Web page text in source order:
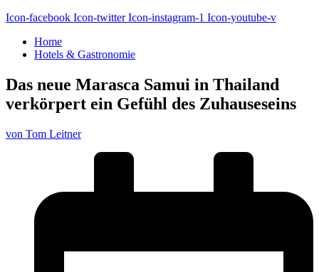
Icon-facebook Icon-twitter Icon-instagram-1 Icon-youtube-v
Home
Hotels & Gastronomie
Das neue Marasca Samui in Thailand
verkörpert ein Gefühl des Zuhauseseins
von Tom Leitner